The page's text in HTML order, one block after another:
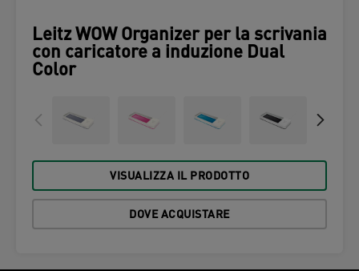
Leitz WOW Organizer per la scrivania
con caricatore a induzione Dual
Color
VISUALIZZA IL PRODOTTO
DOVE ACQUISTARE